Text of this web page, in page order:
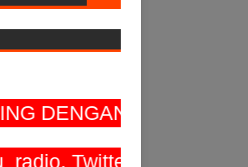
Twitter @